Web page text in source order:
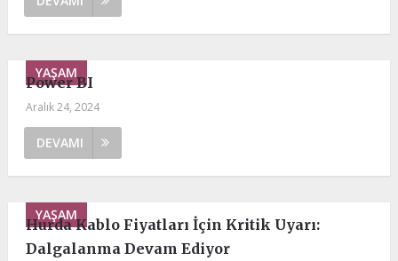
YAŞAM
Power BI
Aralık 24, 2024
DEVAMI
YAŞAM
Hurda Kablo Fiyatları İçin Kritik Uyarı:
Dalgalanma Devam Ediyor